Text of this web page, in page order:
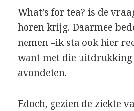
What’s for tea? is de
horen krijg. Daarmee
nemen –ik sta ook hier
want met die
avondeten.
Edoch, gezien de ziekte